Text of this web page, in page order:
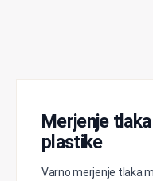
Merjenje
plastike
Varno merjenje tlaka